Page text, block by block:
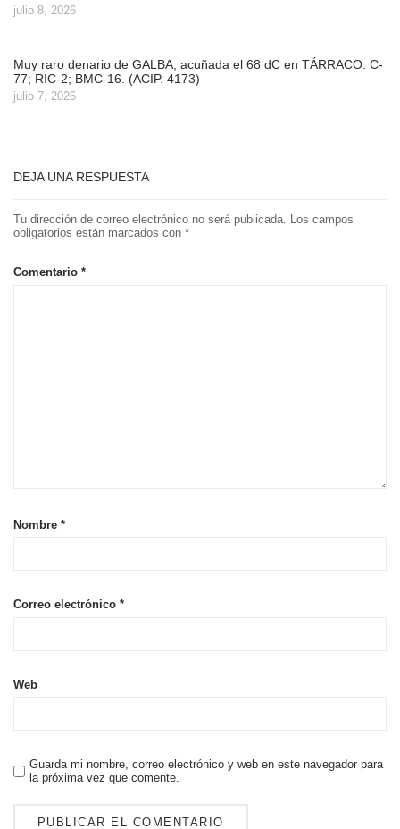
julio 8, 2026
Muy raro denario de GALBA, acuñada el 68 dC en TÁRRACO. C-
77; RIC-2; BMC-16. (ACIP. 4173)
julio 7, 2026
DEJA UNA RESPUESTA
Tu dirección de correo electrónico no será publicada.
Los campos
obligatorios están marcados con *
Comentario *
Nombre *
Correo electrónico *
Web
Guarda mi nombre, correo electrónico y web en este navegador para
la próxima vez que comente.